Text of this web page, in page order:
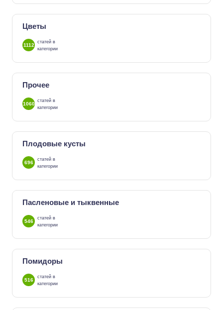
Цветы
1112
статей в
категории
Прочее
1060
статей в
категории
Плодовые кусты
696
статей в
категории
Пасленовые и тыквенные
546
статей в
категории
Помидоры
516
статей в
категории